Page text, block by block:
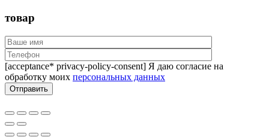
товар
[acceptance* privacy-policy-consent] Я даю согласие на
обработку моих персональных данных